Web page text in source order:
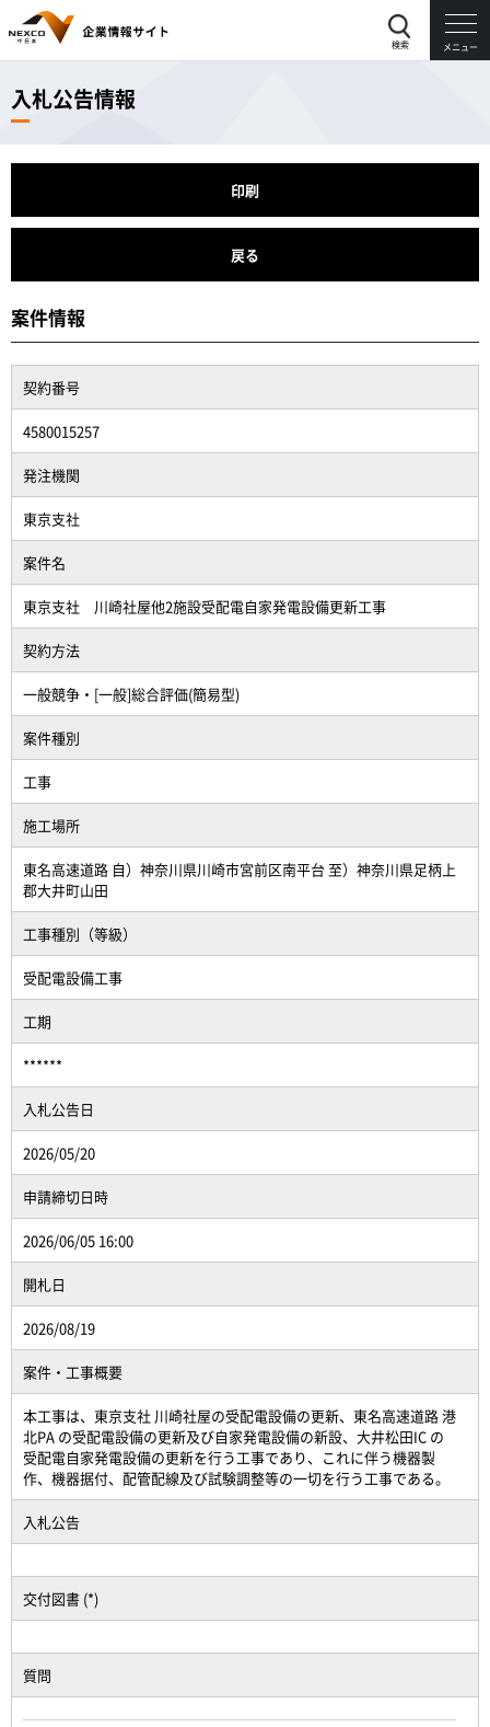
検索 メニュー
入札公告情報
印刷
戻る
案件情報
契約番号
4580015257
発注機関
東京支社
案件名
東京支社 川崎社屋他2施設受配電自家発電設備更新工事
契約方法
一般競争・[一般]総合評価(簡易型)
案件種別
工事
施工場所
東名高速道路 自）神奈川県川崎市宮前区南平台 至）神奈川県足柄上
郡大井町山田
工事種別（等級）
受配電設備工事
工期
******
入札公告日
2026/05/20
申請締切日時
2026/06/05 16:00
開札日
2026/08/19
案件・工事概要
本工事は、東京支社 川崎社屋の受配電設備の更新、東名高速道路 港
北PA の受配電設備の更新及び自家発電設備の新設、大井松田IC の
受配電自家発電設備の更新を行う工事であり、これに伴う機器製
作、機器据付、配管配線及び試験調整等の一切を行う工事である。
入札公告
交付図書 (*)
質問